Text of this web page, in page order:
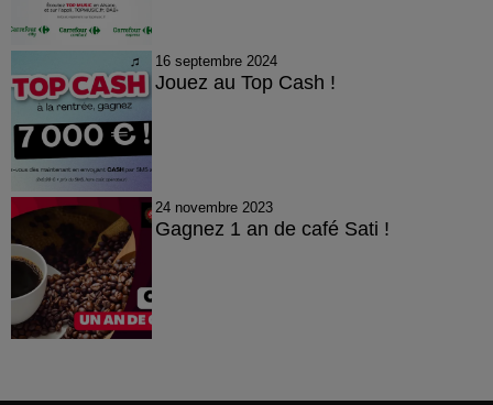
16 septembre 2024
Jouez au Top Cash !
24 novembre 2023
Gagnez 1 an de café Sati !